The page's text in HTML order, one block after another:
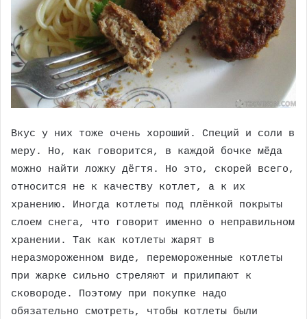
Вкус у них тоже очень хороший. Специй и соли в
меру. Но, как говорится, в каждой бочке мёда
можно найти ложку дёгтя. Но это, скорей всего,
относится не к качеству котлет, а к их
хранению. Иногда котлеты под плёнкой покрыты
слоем снега, что говорит именно о неправильном
хранении. Так как котлеты жарят в
неразмороженном виде, перемороженные котлеты
при жарке сильно стреляют и прилипают к
сковороде. Поэтому при покупке надо
обязательно смотреть, чтобы котлеты были